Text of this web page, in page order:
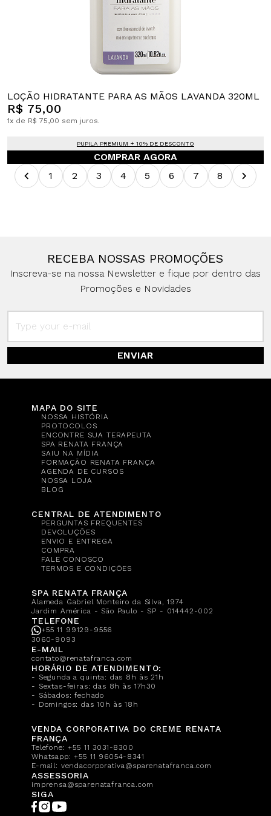
LOÇÃO HIDRATANTE PARA AS MÃOS LAVANDA 320ML
R$ 75,00
1x de R$ 75,00 sem juros.
PUPILA PREMIUM + 10% DE DESCONTO
COMPRAR AGORA
1
2 3 4 5 6 7 8
RECEBA NOSSAS PROMOÇÕES
Inscreva-se na nossa Newsletter e fique por dentro das
Promoções e Novidades
ENVIAR
MAPA DO SITE
NOSSA HISTÓRIA
PROTOCOLOS
ENCONTRE SUA TERAPEUTA
SPA RENATA FRANÇA
SAIU NA MÍDIA
FORMAÇÃO RENATA FRANÇA
AGENDA DE CURSOS
NOSSA LOJA
BLOG
CENTRAL DE ATENDIMENTO
PERGUNTAS FREQUENTES
DEVOLUÇÕES
ENVIO E ENTREGA
COMPRA
FALE CONOSCO
TERMOS E CONDIÇÕES
SPA RENATA FRANÇA
Alameda Gabriel Monteiro da Silva, 1974
Jardim América - São Paulo - SP - 014442-002
TELEFONE
+55 11 99129-9556
3060-9093
E-MAIL
contato@renatafranca.com
HORÁRIO DE ATENDIMENTO:
- Segunda a quinta: das 8h às 21h
- Sextas-feiras: das 8h às 17h30
- Sábados: fechado
- Domingos: das 10h às 18h
VENDA CORPORATIVA DO CREME RENATA
FRANÇA
Telefone:+55 11 3031-8300
Whatsapp:+55 11 96054-8341
E-mail: vendacorporativa@sparenatafranca.com
ASSESSORIA
imprensa@sparenatafranca.com
SIGA